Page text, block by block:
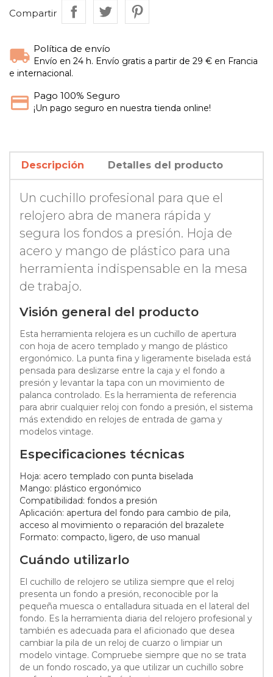
Compartir
Política de envío
Envío en 24 h. Envío gratis a partir de 29 € en Francia
e internacional.
Pago 100% Seguro
¡Un pago seguro en nuestra tienda online!
Descripción Detalles del producto
Un cuchillo profesional para que el
relojero abra de manera rápida y
segura los fondos a presión. Hoja de
acero y mango de plástico para una
herramienta indispensable en la mesa
de trabajo.
Visión general del producto
Esta herramienta relojera es un cuchillo de apertura
con hoja de acero templado y mango de plástico
ergonómico. La punta fina y ligeramente biselada está
pensada para deslizarse entre la caja y el fondo a
presión y levantar la tapa con un movimiento de
palanca controlado. Es la herramienta de referencia
para abrir cualquier reloj con fondo a presión, el sistema
más extendido en relojes de entrada de gama y
modelos vintage.
Especificaciones técnicas
Hoja: acero templado con punta biselada
Mango: plástico ergonómico
Compatibilidad: fondos a presión
Aplicación: apertura del fondo para cambio de pila,
acceso al movimiento o reparación del brazalete
Formato: compacto, ligero, de uso manual
Cuándo utilizarlo
El cuchillo de relojero se utiliza siempre que el reloj
presenta un fondo a presión, reconocible por la
pequeña muesca o entalladura situada en el lateral del
fondo. Es la herramienta diaria del relojero profesional y
también es adecuada para el aficionado que desea
cambiar la pila de un reloj de cuarzo o limpiar un
modelo vintage. Compruebe siempre que no se trata
de un fondo roscado, ya que utilizar un cuchillo sobre